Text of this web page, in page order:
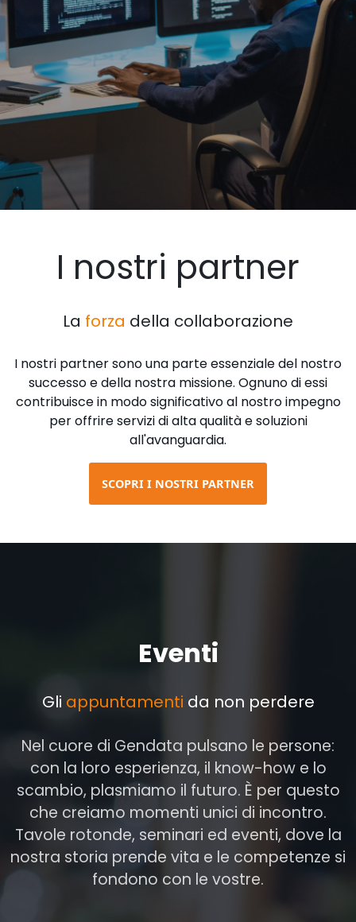
I nostri partner
La forza della collaborazione
I nostri partner sono una parte essenziale del nostro
successo e della nostra missione. Ognuno di essi
contribuisce in modo significativo al nostro impegno
per offrire servizi di alta qualità e soluzioni
all'avanguardia.
SCOPRI I NOSTRI PARTNER
Eventi
Gli appuntamenti da non perdere
Nel cuore di Gendata pulsano le persone:
con la loro esperienza, il know-how e lo
scambio, plasmiamo il futuro. È per questo
che creiamo momenti unici di incontro.
Tavole rotonde, seminari ed eventi, dove la
nostra storia prende vita e le competenze si
fondono con le vostre.